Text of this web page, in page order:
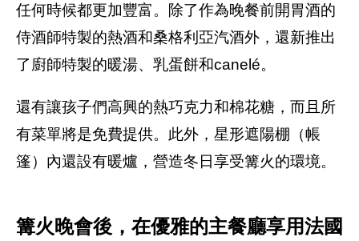
任何時候都更加豐富。除了作為晚餐前開胃酒的
侍酒師特製的熱酒和桑格利亞汽酒外，還新推出
了廚師特製的暖湯、乳蛋餅和canelé。
還有讓孩子們高興的熱巧克力和棉花糖，而且所
有菜單將是免費提供。此外，星形遮陽棚（帳
篷）內還設有暖爐，營造冬日享受篝火的環境。
篝火晚會後，在優雅的主餐廳享用法國